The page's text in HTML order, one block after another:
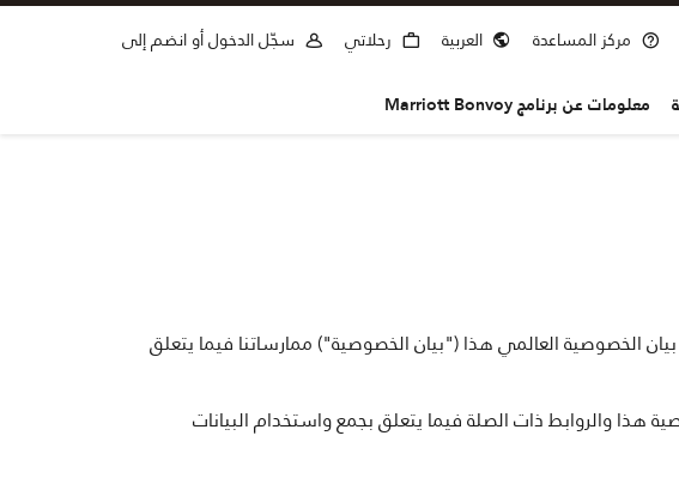
مركز المساعدة العربية رحلاتي سجّل الدخول أو انضم إلى
معلومات عن برنامج Marriott Bonvoy
الخصوصية العالمي هذا ("بيان الخصوصية") ممارساتنا فيما يتعلق
والروابط ذات الصلة فيما يتعلق بجمع واستخدام البيانات